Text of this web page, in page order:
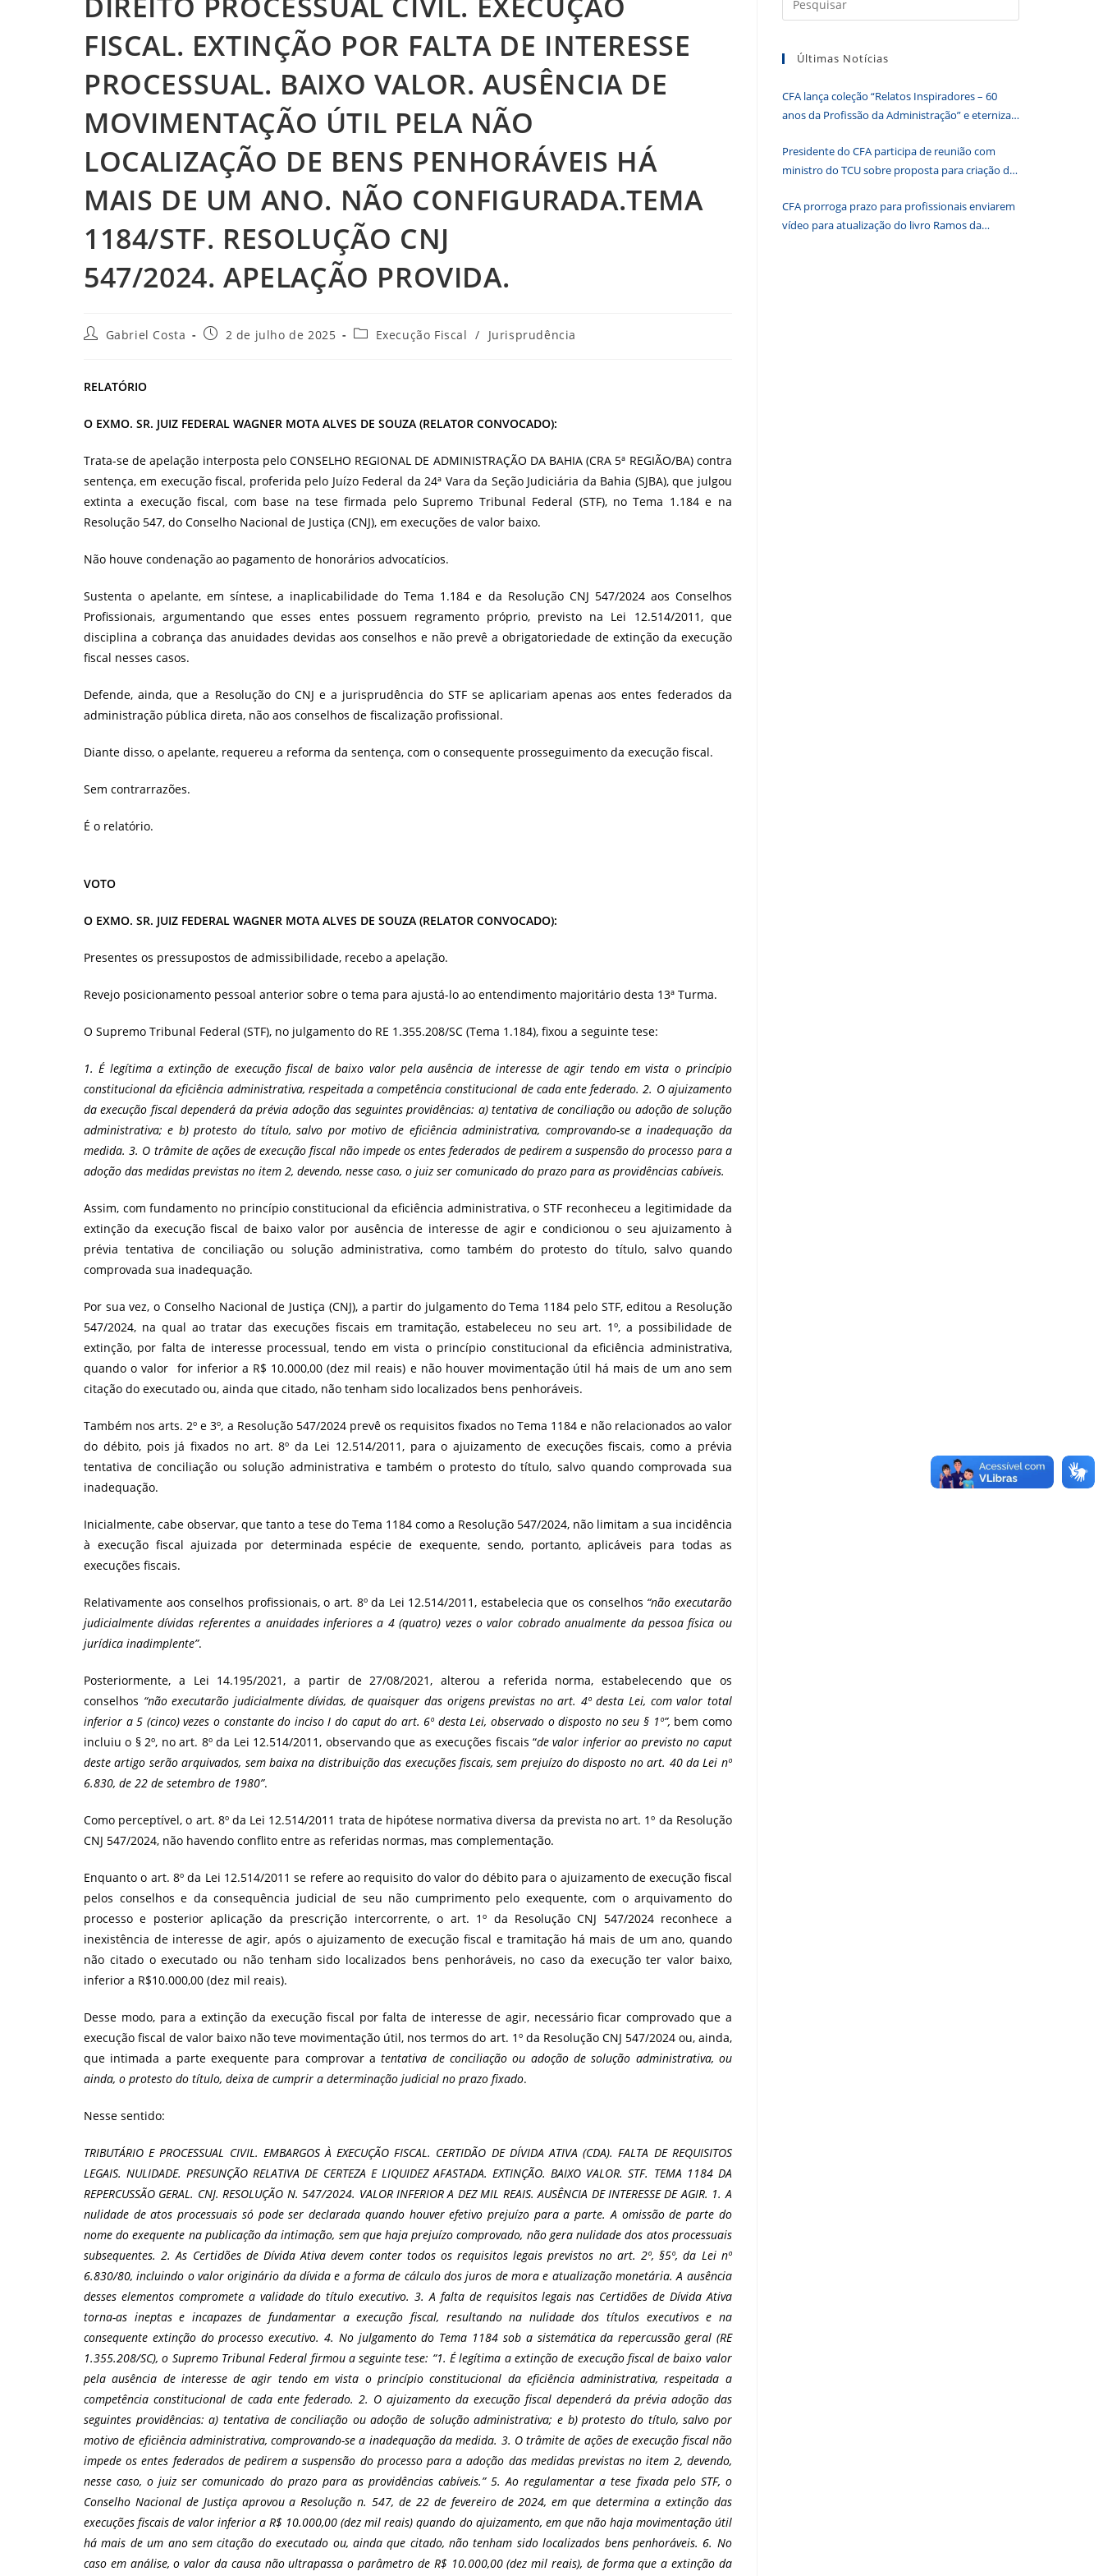
FISCAL. EXTINÇÃO POR FALTA DE INTERESSE
PROCESSUAL. BAIXO VALOR. AUSÊNCIA DE
MOVIMENTAÇÃO ÚTIL PELA NÃO
LOCALIZAÇÃO DE BENS PENHORÁVEIS HÁ
MAIS DE UM ANO. NÃO CONFIGURADA.TEMA
1184/STF. RESOLUÇÃO CNJ
547/2024. APELAÇÃO PROVIDA.
AutorGabriel Costa
Post2 de julho de 2025
Categoria
Execução Fiscal / Jurisprudência
RELATÓRIO
O EXMO. SR. JUIZ FEDERAL WAGNER MOTA ALVES DE SOUZA (RELATOR CONVOCADO):
Trata-se de apelação interposta pelo CONSELHO REGIONAL DE ADMINISTRAÇÃO DA BAHIA (CRA 5ª REGIÃO/BA) contra
sentença, em execução fiscal, proferida pelo Juízo Federal da 24ª Vara da Seção Judiciária da Bahia (SJBA), que julgou
extinta a execução fiscal, com base na tese firmada pelo Supremo Tribunal Federal (STF), no Tema 1.184 e na
Resolução 547, do Conselho Nacional de Justiça (CNJ), em execuções de valor baixo.
Não houve condenação ao pagamento de honorários advocatícios.
Sustenta o apelante, em síntese, a inaplicabilidade do Tema 1.184 e da Resolução CNJ 547/2024 aos Conselhos
Profissionais, argumentando que esses entes possuem regramento próprio, previsto na Lei 12.514/2011, que
disciplina a cobrança das anuidades devidas aos conselhos e não prevê a obrigatoriedade de extinção da execução
fiscal nesses casos.
Defende, ainda, que a Resolução do CNJ e a jurisprudência do STF se aplicariam apenas aos entes federados da
administração pública direta, não aos conselhos de fiscalização profissional.
Diante disso, o apelante, requereu a reforma da sentença, com o consequente prosseguimento da execução fiscal.
Sem contrarrazões.
É o relatório.
VOTO
O EXMO. SR. JUIZ FEDERAL WAGNER MOTA ALVES DE SOUZA (RELATOR CONVOCADO):
Presentes os pressupostos de admissibilidade, recebo a apelação.
Revejo posicionamento pessoal anterior sobre o tema para ajustá-lo ao entendimento majoritário desta 13ª Turma.
O Supremo Tribunal Federal (STF), no julgamento do RE 1.355.208/SC (Tema 1.184), fixou a seguinte tese:
1. É legítima a extinção de execução fiscal de baixo valor pela ausência de interesse de agir tendo em vista o princípio
constitucional da eficiência administrativa, respeitada a competência constitucional de cada ente federado. 2. O ajuizamento
da execução fiscal dependerá da prévia adoção das seguintes providências: a) tentativa de conciliação ou adoção de solução
administrativa; e b) protesto do título, salvo por motivo de eficiência administrativa, comprovando-se a inadequação da
medida. 3. O trâmite de ações de execução fiscal não impede os entes federados de pedirem a suspensão do processo para a
adoção das medidas previstas no item 2, devendo, nesse caso, o juiz ser comunicado do prazo para as providências cabíveis.
Assim, com fundamento no princípio constitucional da eficiência administrativa, o STF reconheceu a legitimidade da
extinção da execução fiscal de baixo valor por ausência de interesse de agir e condicionou o seu ajuizamento à
prévia tentativa de conciliação ou solução administrativa, como também do protesto do título, salvo quando
comprovada sua inadequação.
Por sua vez, o Conselho Nacional de Justiça (CNJ), a partir do julgamento do Tema 1184 pelo STF, editou a Resolução
547/2024, na qual ao tratar das execuções fiscais em tramitação, estabeleceu no seu art. 1º, a possibilidade de
extinção, por falta de interesse processual, tendo em vista o princípio constitucional da eficiência administrativa,
quando o valor for inferior a R$ 10.000,00 (dez mil reais) e não houver movimentação útil há mais de um ano sem
citação do executado ou, ainda que citado, não tenham sido localizados bens penhoráveis.
Também nos arts. 2º e 3º, a Resolução 547/2024 prevê os requisitos fixados no Tema 1184 e não relacionados ao valor
do débito, pois já fixados no art. 8º da Lei 12.514/2011, para o ajuizamento de execuções fiscais, como a prévia
tentativa de conciliação ou solução administrativa e também o protesto do título, salvo quando comprovada sua
inadequação.
Inicialmente, cabe observar, que tanto a tese do Tema 1184 como a Resolução 547/2024, não limitam a sua incidência
à execução fiscal ajuizada por determinada espécie de exequente, sendo, portanto, aplicáveis para todas as
execuções fiscais.
Relativamente aos conselhos profissionais, o art. 8º da Lei 12.514/2011, estabelecia que os conselhos “não executarão
judicialmente dívidas referentes a anuidades inferiores a 4 (quatro) vezes o valor cobrado anualmente da pessoa física ou
jurídica inadimplente”.
Posteriormente, a Lei 14.195/2021, a partir de 27/08/2021, alterou a referida norma, estabelecendo que os
conselhos “não executarão judicialmente dívidas, de quaisquer das origens previstas no art. 4º desta Lei, com valor total
inferior a 5 (cinco) vezes o constante do inciso I do caput do art. 6º desta Lei, observado o disposto no seu § 1º”, bem como
incluiu o § 2º, no art. 8º da Lei 12.514/2011, observando que as execuções fiscais “de valor inferior ao previsto no caput
deste artigo serão arquivados, sem baixa na distribuição das execuções fiscais, sem prejuízo do disposto no art. 40 da Lei nº
6.830, de 22 de setembro de 1980”.
Como perceptível, o art. 8º da Lei 12.514/2011 trata de hipótese normativa diversa da prevista no art. 1º da Resolução
CNJ 547/2024, não havendo conflito entre as referidas normas, mas complementação.
Enquanto o art. 8º da Lei 12.514/2011 se refere ao requisito do valor do débito para o ajuizamento de execução fiscal
pelos conselhos e da consequência judicial de seu não cumprimento pelo exequente, com o arquivamento do
processo e posterior aplicação da prescrição intercorrente, o art. 1º da Resolução CNJ 547/2024 reconhece a
inexistência de interesse de agir, após o ajuizamento de execução fiscal e tramitação há mais de um ano, quando
não citado o executado ou não tenham sido localizados bens penhoráveis, no caso da execução ter valor baixo,
inferior a R$10.000,00 (dez mil reais).
Desse modo, para a extinção da execução fiscal por falta de interesse de agir, necessário ficar comprovado que a
execução fiscal de valor baixo não teve movimentação útil, nos termos do art. 1º da Resolução CNJ 547/2024 ou, ainda,
que intimada a parte exequente para comprovar a tentativa de conciliação ou adoção de solução administrativa, ou
ainda, o protesto do título, deixa de cumprir a determinação judicial no prazo fixado.
Nesse sentido:
TRIBUTÁRIO E PROCESSUAL CIVIL. EMBARGOS À EXECUÇÃO FISCAL. CERTIDÃO DE DÍVIDA ATIVA (CDA). FALTA DE REQUISITOS
LEGAIS. NULIDADE. PRESUNÇÃO RELATIVA DE CERTEZA E LIQUIDEZ AFASTADA. EXTINÇÃO. BAIXO VALOR. STF. TEMA 1184 DA
REPERCUSSÃO GERAL. CNJ. RESOLUÇÃO N. 547/2024. VALOR INFERIOR A DEZ MIL REAIS. AUSÊNCIA DE INTERESSE DE AGIR. 1. A
nulidade de atos processuais só pode ser declarada quando houver efetivo prejuízo para a parte. A omissão de parte do
nome do exequente na publicação da intimação, sem que haja prejuízo comprovado, não gera nulidade dos atos processuais
subsequentes. 2. As Certidões de Dívida Ativa devem conter todos os requisitos legais previstos no art. 2º, §5º, da Lei nº
6.830/80, incluindo o valor originário da dívida e a forma de cálculo dos juros de mora e atualização monetária. A ausência
desses elementos compromete a validade do título executivo. 3. A falta de requisitos legais nas Certidões de Dívida Ativa
torna-as ineptas e incapazes de fundamentar a execução fiscal, resultando na nulidade dos títulos executivos e na
consequente extinção do processo executivo. 4. No julgamento do Tema 1184 sob a sistemática da repercussão geral (RE
1.355.208/SC), o Supremo Tribunal Federal firmou a seguinte tese: “1. É legítima a extinção de execução fiscal de baixo valor
pela ausência de interesse de agir tendo em vista o princípio constitucional da eficiência administrativa, respeitada a
competência constitucional de cada ente federado. 2. O ajuizamento da execução fiscal dependerá da prévia adoção das
seguintes providências: a) tentativa de conciliação ou adoção de solução administrativa; e b) protesto do título, salvo por
motivo de eficiência administrativa, comprovando-se a inadequação da medida. 3. O trâmite de ações de execução fiscal não
impede os entes federados de pedirem a suspensão do processo para a adoção das medidas previstas no item 2, devendo,
nesse caso, o juiz ser comunicado do prazo para as providências cabíveis.” 5. Ao regulamentar a tese fixada pelo STF, o
Conselho Nacional de Justiça aprovou a Resolução n. 547, de 22 de fevereiro de 2024, em que determina a extinção das
execuções fiscais de valor inferior a R$ 10.000,00 (dez mil reais) quando do ajuizamento, em que não haja movimentação útil
há mais de um ano sem citação do executado ou, ainda que citado, não tenham sido localizados bens penhoráveis. 6. No
caso em análise, o valor da causa não ultrapassa o parâmetro de R$ 10.000,00 (dez mil reais), de forma que a extinção da
a
o
Últimas Notícias
CFA lança coleção “Relatos Inspiradores – 60
anos da Profissão da Administração” e eterniza
Presidente do CFA participa de reunião com
ministro do TCU sobre proposta para criação de
CFA prorroga prazo para profissionais enviarem
vídeo para atualização do livro Ramos da